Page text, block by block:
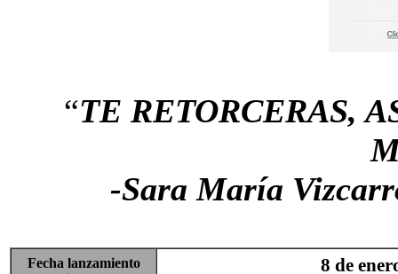
“TE RETORCERAS,
-Sara María
Fecha lanzamiento
8 de